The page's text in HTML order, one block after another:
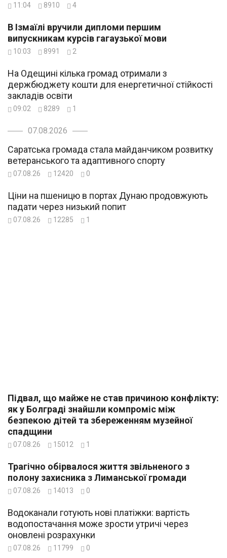
11:04 8910 4
В Ізмаїлі вручили дипломи першим
випускникам курсів гагаузької мови
10:03 8991 2
На Одещині кілька громад отримали з
держбюджету кошти для енергетичної стійкості
закладів освіти
09:02 8289 1
07.08.2026
Саратська громада стала майданчиком розвитку
ветеранського та адаптивного спорту
07.08.26 12420 0
Ціни на пшеницю в портах Дунаю продовжують
падати через низький попит
07.08.26 12285 1
Підвал, що майже не став причиною конфлікту:
як у Болграді знайшли компроміс між
безпекою дітей та збереженням музейної
спадщини
07.08.26 15012 1
Трагічно обірвалося життя звільненого з
полону захисника з Лиманської громади
07.08.26 14013 0
Водоканали готують нові платіжки: вартість
водопостачання може зрости утричі через
оновлені розрахунки
07.08.26 11799 0